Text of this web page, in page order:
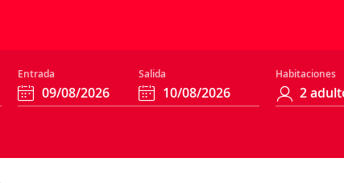
Entrada Salida Habitaciones